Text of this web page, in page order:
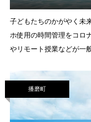
子どもたちのかがやく未
ホ使用の時間管理をコロ
やリモート授業などが一
日々増えています。現在
播磨町